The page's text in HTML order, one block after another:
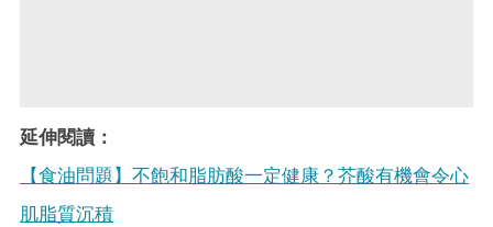
延伸閱讀：
【食油問題】不飽和脂肪酸一定健康？芥酸有機會令心
肌脂質沉積